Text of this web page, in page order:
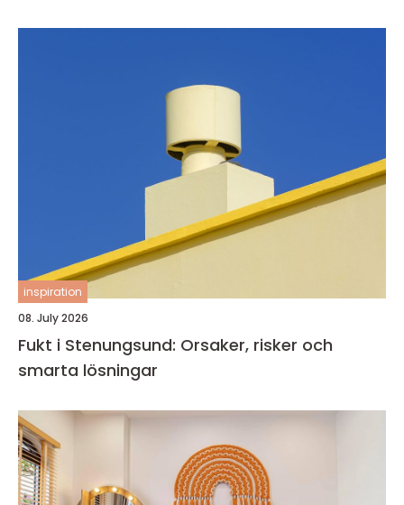
inspiration
08. July 2026
Fukt i Stenungsund: Orsaker, risker och
smarta lösningar